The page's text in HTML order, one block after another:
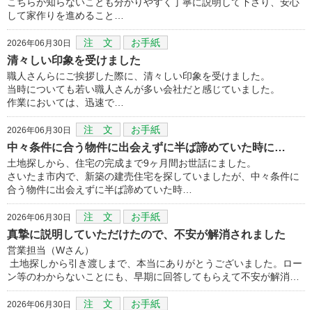
して家作りを進めること…
2026年06月30日 注 文 お手紙
清々しい印象を受けました
職人さんらにご挨拶した際に、清々しい印象を受けました。
当時についても若い職人さんが多い会社だと感じていました。
作業においては、迅速で…
2026年06月30日 注 文 お手紙
中々条件に合う物件に出会えずに半ば諦めていた時に…
土地探しから、住宅の完成まで9ヶ月間お世話にました。
さいたま市内で、新築の建売住宅を探していましたが、中々条件に
合う物件に出会えずに半ば諦めていた時…
2026年06月30日 注 文 お手紙
真摯に説明していただけたので、不安が解消されました
営業担当（Wさん）
土地探しから引き渡しまで、本当にありがとうございました。ロー
ン等のわからないことにも、早期に回答してもらえて不安が解消…
2026年06月30日 注 文 お手紙